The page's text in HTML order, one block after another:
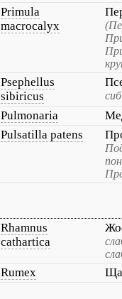
Primula
macrocalyx
Psephellus
sibiricus
Pulmonaria
Pulsatilla patens
Rhamnus
cathartica
Rumex